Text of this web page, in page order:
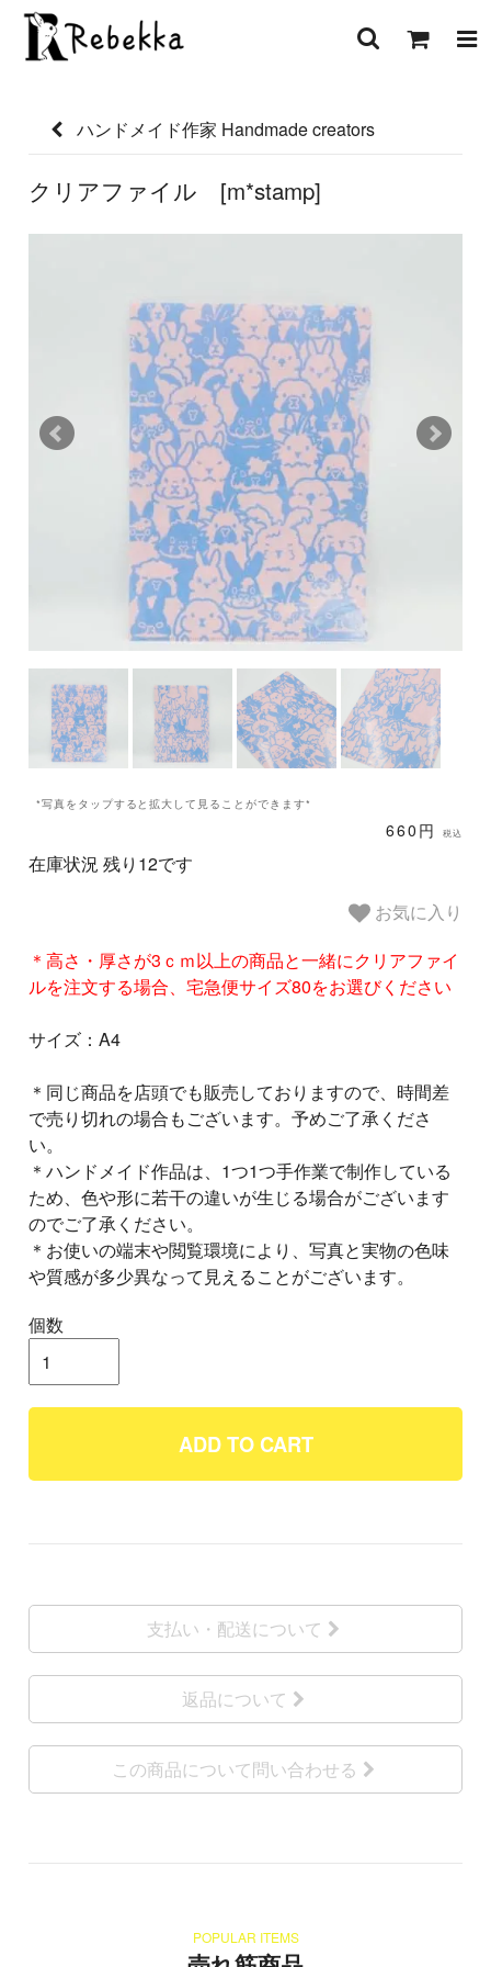
ハンドメイド作家 Handmade creators
クリアファイル [m*stamp]
*写真をタップすると拡大して見ることができます*
660円 税込
在庫状況 残り12です
お気に入り
＊高さ・厚さが3ｃｍ以上の商品と一緒にクリアファイ
ルを注文する場合、宅急便サイズ80をお選びください
サイズ：A4
＊同じ商品を店頭でも販売しておりますので、時間差
で売り切れの場合もございます。予めご了承くださ
い。
＊ハンドメイド作品は、1つ1つ手作業で制作している
ため、色や形に若干の違いが生じる場合がございます
のでご了承ください。
＊お使いの端末や閲覧環境により、写真と実物の色味
や質感が多少異なって見えることがございます。
個数
ADD TO CART
支払い・配送について
返品について
この商品について問い合わせる
POPULAR ITEMS